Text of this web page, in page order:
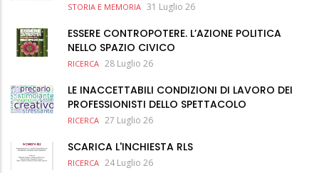
STORIA E MEMORIA 31 Luglio 26
ESSERE CONTROPOTERE. L’AZIONE POLITICA
NELLO SPAZIO CIVICO
RICERCA 28 Luglio 26
LE INACCETTABILI CONDIZIONI DI LAVORO DEI
PROFESSIONISTI DELLO SPETTACOLO
RICERCA 27 Luglio 26
SCARICA L'INCHIESTA RLS
RICERCA 24 Luglio 26